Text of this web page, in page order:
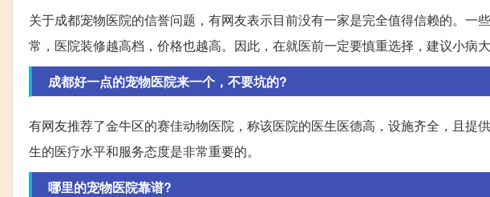
关于成都宠物医院的信誉问题，有网友表示目前没有一家是完全值得信赖的。一
常，医院装修越高档，价格也越高。因此，在就医前一定要慎重选择，建议小病
成都好一点的宠物医院来一个，不要坑的?
有网友推荐了金牛区的赛佳动物医院，称该医院的医生医德高，设施齐全，且提
生的医疗水平和服务态度是非常重要的。
哪里的宠物医院靠谱?